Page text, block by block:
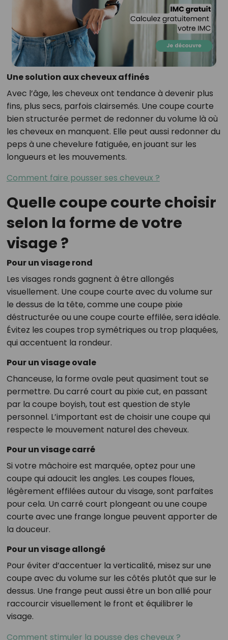
Une solution aux cheveux affinés
Avec l’âge, les cheveux ont tendance à devenir plus
fins, plus secs, parfois clairsemés. Une coupe courte
bien structurée permet de redonner du volume là où
les cheveux en manquent. Elle peut aussi redonner du
peps à une chevelure fatiguée, en jouant sur les
longueurs et les mouvements.
Comment faire pousser ses cheveux ?
Quelle coupe courte choisir
selon la forme de votre
visage ?
Pour un visage rond
Les visages ronds gagnent à être allongés
visuellement. Une coupe courte avec du volume sur
le dessus de la tête, comme une coupe pixie
déstructurée ou une coupe courte effilée, sera idéale.
Évitez les coupes trop symétriques ou trop plaquées,
qui accentuent la rondeur.
Pour un visage ovale
Chanceuse, la forme ovale peut quasiment tout se
permettre. Du carré court au pixie cut, en passant
par la coupe boyish, tout est question de style
personnel. L’important est de choisir une coupe qui
respecte le mouvement naturel des cheveux.
Pour un visage carré
Si votre mâchoire est marquée, optez pour une
coupe qui adoucit les angles. Les coupes floues,
légèrement effilées autour du visage, sont parfaites
pour cela. Un carré court plongeant ou une coupe
courte avec une frange longue peuvent apporter de
la douceur.
Pour un visage allongé
Pour éviter d’accentuer la verticalité, misez sur une
coupe avec du volume sur les côtés plutôt que sur le
dessus. Une frange peut aussi être un bon allié pour
raccourcir visuellement le front et équilibrer le
visage.
Comment stimuler la pousse des cheveux ?